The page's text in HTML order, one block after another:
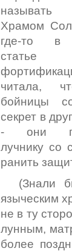
Храмом
где-то в
читала,
бойницы
секрет в
- они
лучнику со
ранить
(Знали
языческим
не в ту
лунным,
более